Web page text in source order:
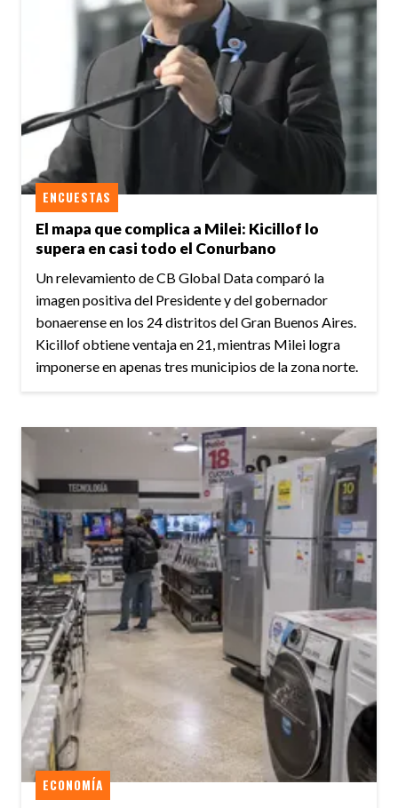
El mapa que complica a Milei: Kicillof lo
supera en casi todo el Conurbano
ENCUESTAS
Un relevamiento de CB Global Data comparó la
imagen positiva del Presidente y del gobernador
bonaerense en los 24 distritos del Gran Buenos Aires.
Kicillof obtiene ventaja en 21, mientras Milei logra
imponerse en apenas tres municipios de la zona norte.
ECONOMÍA